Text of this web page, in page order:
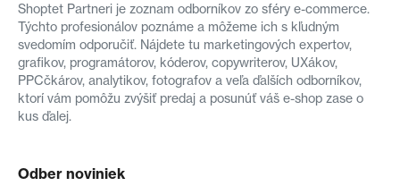
Shoptet Partneri je zoznam odborníkov zo sféry e-commerce.
Týchto profesionálov poznáme a môžeme ich s kľudným
svedomím odporučiť. Nájdete tu marketingových expertov,
grafikov, programátorov, kóderov, copywriterov, UXákov,
PPCčkárov, analytikov, fotografov a veľa ďalších odborníkov,
ktorí vám pomôžu zvýšiť predaj a posunúť váš e-shop zase o
kus ďalej.
Odber noviniek